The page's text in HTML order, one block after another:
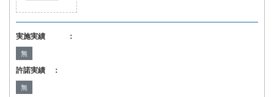
実施実績 ：
無
許諾実績 ：
無